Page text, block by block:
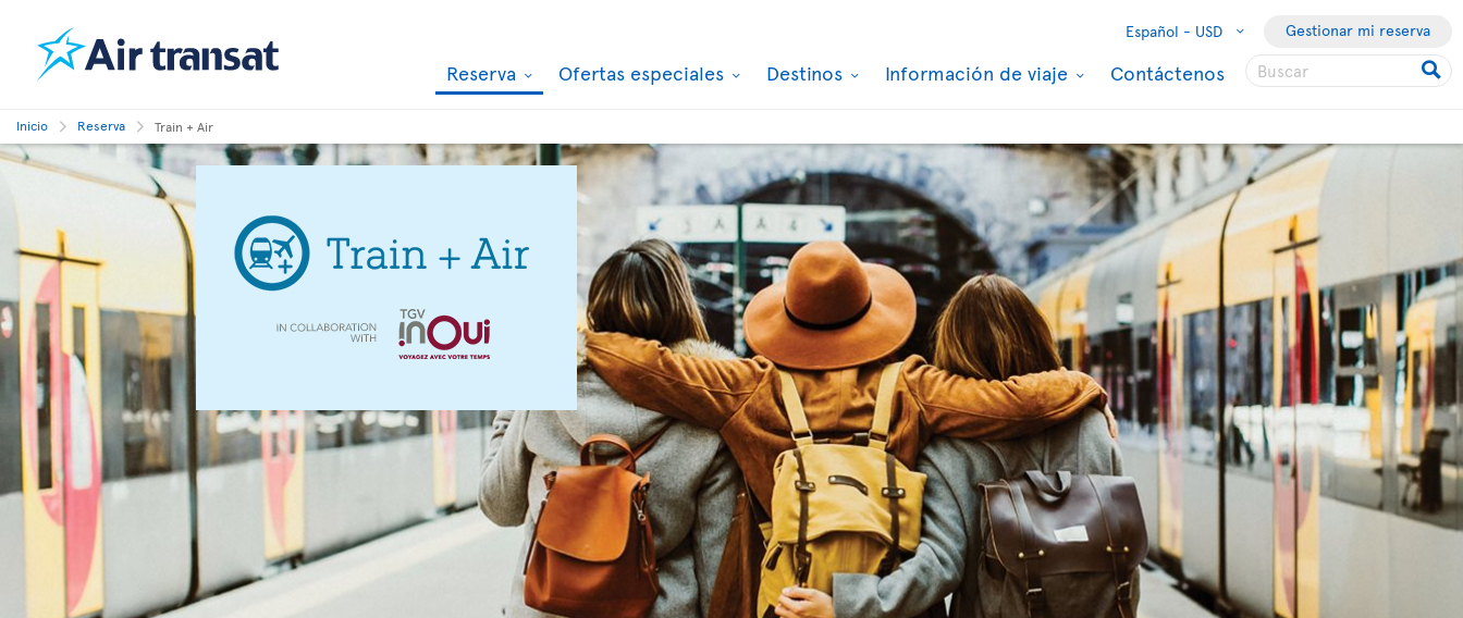
Español - USD Gestionar mi reserva
Reserva Ofertas especiales Destinos Información de viaje Contáctenos
Inicio Reserva Train + Air